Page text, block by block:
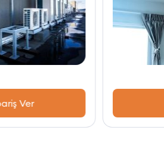
Sipariş Ver